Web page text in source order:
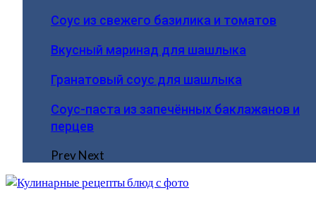
Соус из свежего базилика и томатов
Вкусный маринад для шашлыка
Гранатовый соус для шашлыка
Соус-паста из запечённых баклажанов и
перцев
PrevNext